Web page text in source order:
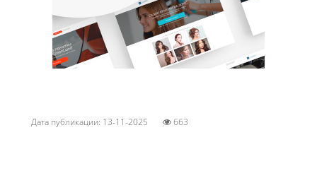
Дата публикации: 13-11-2025 663